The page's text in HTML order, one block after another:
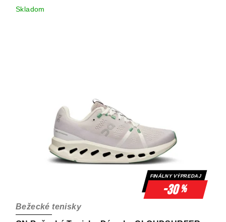
Skladom
FINÁLNY VÝPREDAJ
-30%
Bežecké tenisky